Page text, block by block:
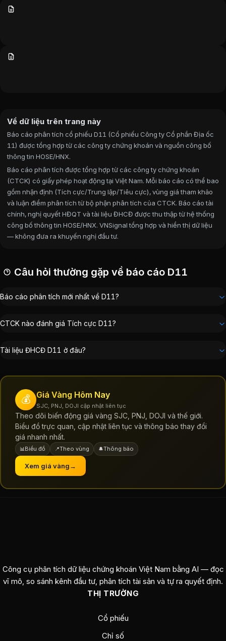
Về dữ liệu trên trang này
Báo cáo phân tích cổ phiếu D11 (Cổ phiếu Công ty Cổ phần Địa ốc
11) được tổng hợp từ các công ty chứng khoán và nguồn công bố
thông tin HOSE/HNX.
Báo cáo phân tích được tổng hợp từ các công ty chứng khoán
(CTCK) có giấy phép hoạt động tại Việt Nam. Mỗi báo cáo có thể bao
gồm nhận định (Tích cực/Trung lập/Tiêu cực), vùng giá tham khảo
và luận điểm phân tích từ bộ phận phân tích của CTCK. Báo cáo tài
chính, nghị quyết HĐQT và tài liệu ĐHCĐ được thu thập từ hệ thống
công bố thông tin HOSE/HNX. VNSignal tổng hợp và hiển thị dữ liệu
— không đưa ra khuyến nghị đầu tư.
Câu hỏi thường gặp về báo cáo D11
Báo cáo phân tích mới nhất về D11?
CTCK nào đánh giá Tích cực D11?
Tài liệu ĐHCĐ D11 ở đâu?
💰 Giá Vàng Hôm Nay
SJC, PNJ, DOJI cập nhật liên tục
Theo dõi biến động giá vàng SJC, PNJ, DOJI và thế giới.
Biểu đồ trực quan, cập nhật liên tục và thông báo thay đổi
giá nhanh nhất.
📊 Biểu đồ 📍Theo vùng 🔔Thông báo
Xem giá vàng→
Công cụ phân tích dữ liệu chứng khoán Việt Nam bằng AI — đọc
vĩ mô, so sánh kênh đầu tư, phân tích tài sản và tự ra quyết định.
THỊ TRƯỜNG
Cổ phiếu
Chỉ số